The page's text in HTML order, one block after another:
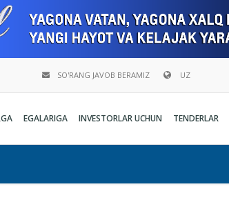
UZ
O`zbekcha
English
SO'RANG JAVOB BERAMIZ
EGALARIGA INVESTORLAR UCHUN TENDERLAR